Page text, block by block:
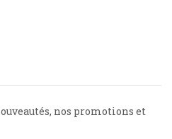
nos promotions et